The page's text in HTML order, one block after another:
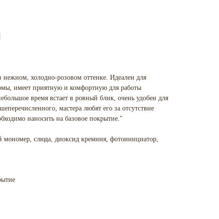
холодно-розовом оттенке. Идеален для
имеет приятную и комфортную для работы
время встает в ровный блик, очень удобен для
мастера любят его за отсутствие
наносить на базовое покрытие."
мономер, слюда, диоксид кремния, фотоинициатор,